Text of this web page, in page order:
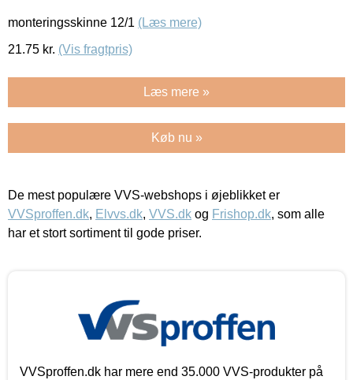
monteringsskinne 12/1 (Læs mere)
21.75 kr. (Vis fragtpris)
Læs mere »
Køb nu »
De mest populære VVS-webshops i øjeblikket er
VVSproffen.dk, Elvvs.dk, VVS.dk og Frishop.dk, som alle
har et stort sortiment til gode priser.
VVSproffen.dk har mere end 35.000 VVS-produkter på